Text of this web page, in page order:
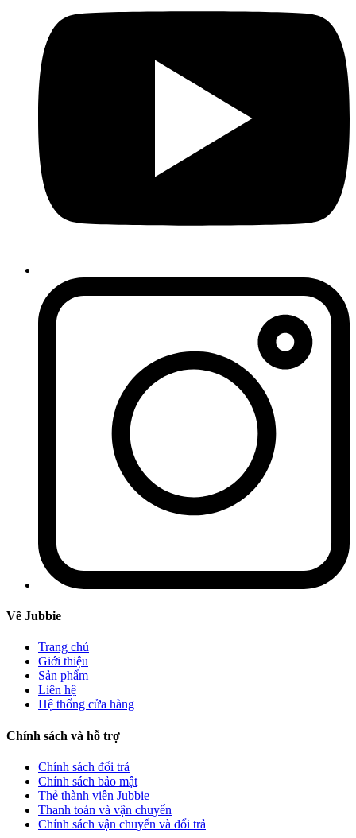
Về Jubbie
Trang chủ
Giới thiệu
Sản phẩm
Liên hệ
Hệ thống cửa hàng
Chính sách và hỗ trợ
Chính sách đổi trả
Chính sách bảo mật
Thẻ thành viên Jubbie
Thanh toán và vận chuyển
Chính sách vận chuyển và đổi trả